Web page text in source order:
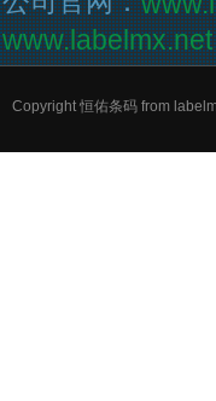
www.labelmx.net
Copyright 恒佑条码 from